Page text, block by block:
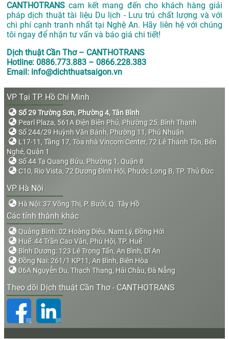
CANTHOTRANS cam kết mang đến cho khách hàng giải
pháp dịch thuật tài liệu Du lịch - Lưu trú chất lượng và với
chi phí cạnh tranh nhất tại Nghệ An. Hãy liên hệ với chúng
tôi ngay để nhận tư vấn và báo giá chi tiết!
Dịch thuật Cần Thơ – CANTHOTRANS
Hotline: 0886.773.883 – 0866.228.383
Email: info@dichthuatsaigon.vn
VP Tại TP. Hồ Chí Minh
Số 29 Trường Sơn, Phường 4, Tân Bình
Pearl Plaza, 561A Điện Biên Phủ, Phường 25, Bình Thạnh
Số 244/29 Huỳnh Văn Bánh, Phường 11, Phú Nhuận
L17-11, Tầng 17, Tòa nhà Vincom Center, 72 Lê Thánh Tôn, Bến
Nghé, Quận 1
Số 44 Tạ Quang Bửu, Phường 1, Quận 8
C10, Rio Vista, 72 Dương Đình Hội, Phước Long B, TP. Thủ Đức
VP Hà Nội
Hà Nội: 37 Võng Thị, P. Bưởi, Q. Tây Hồ
Các tỉnh thành khác
Quảng Bình: 02 Hoàng Diệu, Nam Lý, Đồng Hới
Huế: 44 Trần Cao Vân, Phú Hội, TP. Huế
Bình Dương: 123 Lê Trọng Tấn, An Bình, Dĩ An
Đồng Nai: 261/1 KP11, An Bình, Biên Hòa
06A Nguyễn Du, Thạch Thang, Hải Châu, Đà Nẵng
Theo dõi Dịch thuật Cần Thơ - CANTHOTRANS